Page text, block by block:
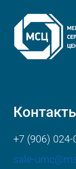
+7 (906) 024-
sale-